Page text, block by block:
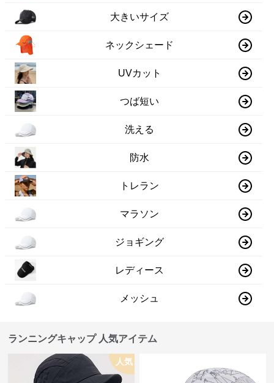
大きいサイズ
ネックシェード
UVカット
つば短い
洗える
防水
トレラン
マラソン
ジョギング
レディース
メッシュ
ランニングキャップ 人気アイテム
人気